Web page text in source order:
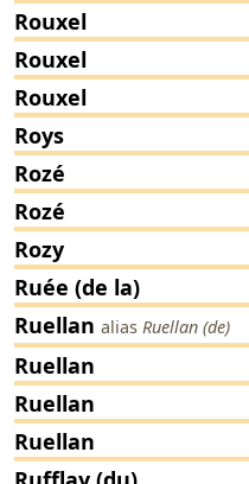
Rouxel
Rouxel
Rouxel
Roys
Rozé
Rozé
Rozy
Ruée (de la)
Ruellan alias Ruellan (de)
Ruellan
Ruellan
Ruellan